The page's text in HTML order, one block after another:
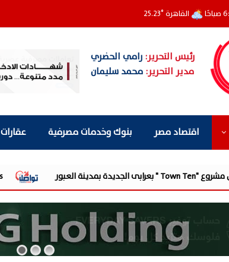
القاهرة°
25.23
رئيس التحرير:رامي الحضري
مدير التحرير: محمد سليمان
اقتصاد مصر بنوك وخدمات مصرفية عقارات
LARZ Developments تطلق رؤيتها الجديدة لتقديم مفهوم متكامل للتطوير العقاري في مصر